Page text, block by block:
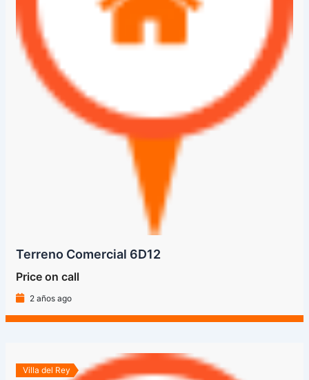
Terreno Comercial 6D12
Price on call
2 años ago
Villa del Rey